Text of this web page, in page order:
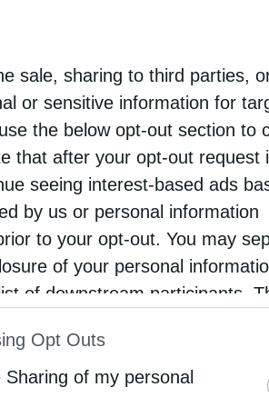
sale, sharing to third parties,
or sensitive information for
the below opt-out section to
that after your opt-out request
seeing interest-based ads
by us or personal information
to your opt-out. You may
of your personal
of downstream participants.
Participantsthat may further
Opt Outs
of my personal
προσπαθούσε να μην κάνει
του είχε γίνει …